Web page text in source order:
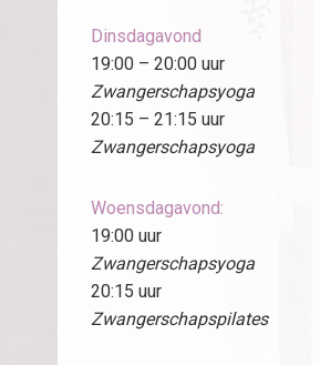
Dinsdagavond
19:00 – 20:00 uur
Zwangerschapsyoga
20:15 – 21:15 uur
Zwangerschapsyoga
Woensdagavond:
19:00 uur
Zwangerschapsyoga
20:15 uur
Zwangerschapspilates